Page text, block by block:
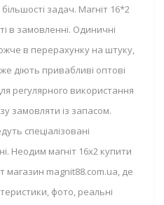
задач. Магніт 16*2
в замовленні. Одиничні
в перерахунку на штуку,
діють привабливі оптові
регулярного використання
замовляти із запасом.
спеціалізовані
Неодим магніт 16х2 купити
магазин magnit88.com.ua, де
фото, реальні